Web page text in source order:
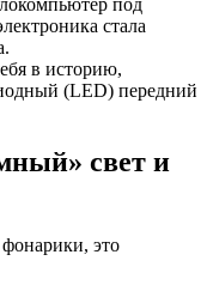
стала
в историю,
(LED) передний
свет и
это